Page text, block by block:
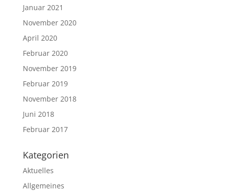
Januar 2021
November 2020
April 2020
Februar 2020
November 2019
Februar 2019
November 2018
Juni 2018
Februar 2017
Kategorien
Aktuelles
Allgemeines